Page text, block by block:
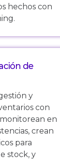
hechos con
de
y
con
en
crean
para
stock, y